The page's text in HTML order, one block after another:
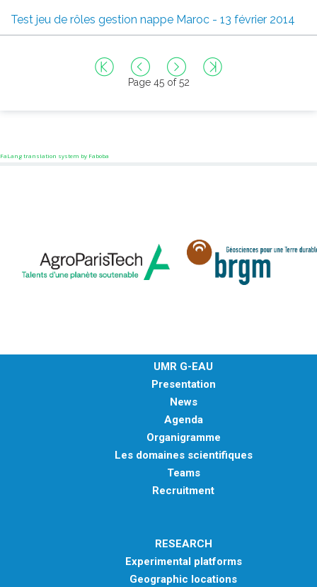
Test jeu de rôles gestion nappe Maroc - 13 février 2014
Page 45 of 52
FaLang translation system by Faboba
UMR G-EAU
Presentation
News
Agenda
Organigramme
Les domaines scientifiques
Teams
Recruitment
RESEARCH
Experimental platforms
Geographic locations